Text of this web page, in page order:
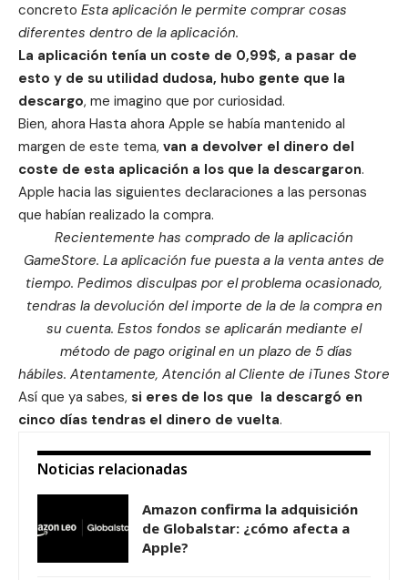
concreto Esta aplicación le permite comprar cosas
diferentes dentro de la aplicación.
La aplicación tenía un coste de 0,99$, a pasar de
esto y de su utilidad dudosa, hubo gente que la
descargo, me imagino que por curiosidad.
Bien, ahora Hasta ahora Apple se había mantenido al
margen de este tema, van a devolver el dinero del
coste de esta aplicación a los que la descargaron.
Apple hacia las siguientes declaraciones a las personas
que habían realizado la compra.
Recientemente has comprado de la aplicación
GameStore. La aplicación fue puesta a la venta antes de
tiempo. Pedimos disculpas por el problema ocasionado,
tendras la devolución delimporte de la de la compra en
su cuenta. Estos fondos se aplicarán mediante el
método de pago original en un plazo de 5 días
hábiles. Atentamente, Atención al Cliente de iTunes Store
Así que ya sabes, si eres de los que la descargó en
cinco días tendras el dinero de vuelta.
Noticias relacionadas
Amazon confirma la adquisición
de Globalstar: ¿cómo afecta a
Apple?